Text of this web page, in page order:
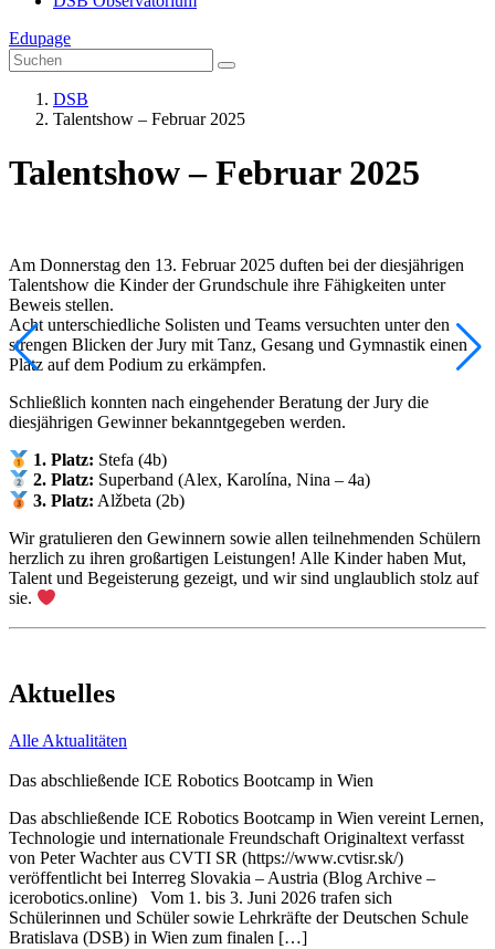
Edupage
DSB
Talentshow – Februar 2025
Talentshow – Februar 2025
Am Donnerstag den 13. Februar 2025 duften bei der diesjährigen
Talentshow die Kinder der Grundschule ihre Fähigkeiten unter
Beweis stellen.
Acht unterschiedliche Solisten und Teams versuchten unter den
strengen Blicken der Jury mit Tanz, Gesang und Gymnastik einen
Platz auf dem Podium zu erkämpfen.
Schließlich konnten nach eingehender Beratung der Jury die
diesjährigen Gewinner bekanntgegeben werden.
1. Platz: Stefa (4b)
2. Platz: Superband (Alex, Karolína, Nina – 4a)
3. Platz: Alžbeta (2b)
Wir gratulieren den Gewinnern sowie allen teilnehmenden Schülern
herzlich zu ihren großartigen Leistungen! Alle Kinder haben Mut,
Talent und Begeisterung gezeigt, und wir sind unglaublich stolz auf
sie.
Aktuelles
Alle Aktualitäten
Das abschließende ICE Robotics Bootcamp in Wien
Das abschließende ICE Robotics Bootcamp in Wien vereint Lernen,
Technologie und internationale Freundschaft Originaltext verfasst
von Peter Wachter aus CVTI SR (https://www.cvtisr.sk/)
veröffentlicht bei Interreg Slovakia – Austria (Blog Archive –
icerobotics.online) Vom 1. bis 3. Juni 2026 trafen sich
Schülerinnen und Schüler sowie Lehrkräfte der Deutschen Schule
Bratislava (DSB) in Wien zum finalen […]